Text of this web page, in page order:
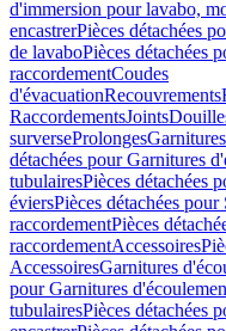
d'immersion pour lavabo,
encastrerPièces détachées
de lavaboPièces détachées
raccordementCoudes
d'évacuationRecouvrements
RaccordementsJoints
surverseProlonges
détachées pour Garnitures
tubulairesPièces détachées
éviersPièces détachées
raccordementPièces
raccordementAccessoires
AccessoiresGarnitures
pour Garnitures
tubulairesPièces détachées